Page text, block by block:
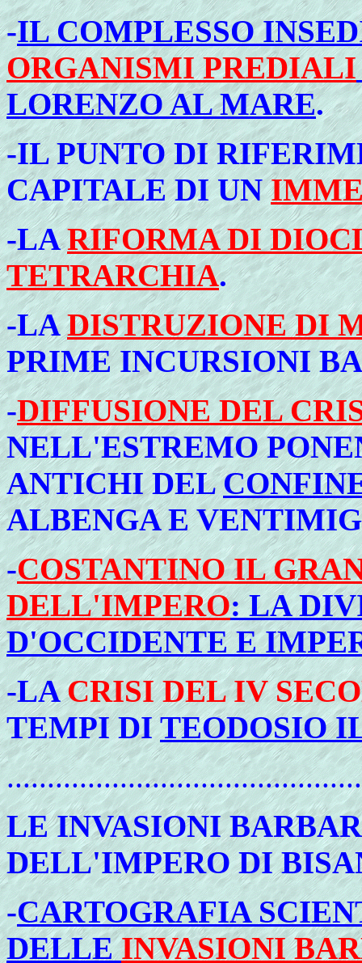
-IL COMPLESSO
ORGANISMI PREDIALI
LORENZO AL MARE.
-IL PUNTO DI
CAPITALE DI UN
-LARIFORMA DI
TETRARCHIA.
-LADISTRUZIONE DI
PRIME INCURSIONI
-DIFFUSIONE DEL
NELL'ESTREMO
ANTICHI DEL
ALBENGA E
-COSTANTINO IL
DELL'IMPERO: LA
D'OCCIDENTE E
-LACRISI DEL IV
TEMPI DITEODOSIO
LEINVASIONI
DELL'IMPERO DI
-CARTOGRAFIA
DELLEINVASIONI